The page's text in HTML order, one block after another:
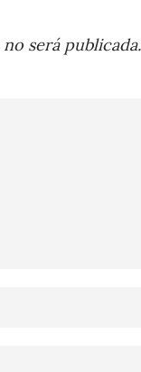
será publicada.